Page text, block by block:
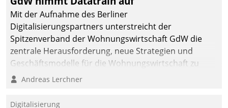
Teilprozess der Objektsanierung digitalisiert.
Mit der Aufnahme des Berliner
Digitalisierungspartners unterstreicht der
Spitzenverband der Wohnungswirtschaft GdW die
zentrale Herausforderung, neue Strategien und
Geschäftsmodelle für die Wohnungswirtschaft zu
entwickeln.
Andreas Lerchner
Digitalisierung